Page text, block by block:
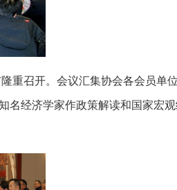
重召开。会议汇集协会各会员单
名经济学家作政策解读和国家宏